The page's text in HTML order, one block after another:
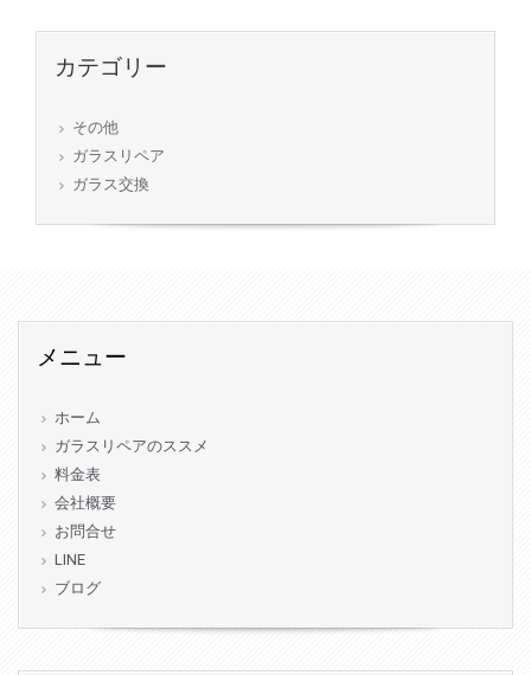
カテゴリー
その他
ガラスリペア
ガラス交換
メニュー
ホーム
ガラスリペアのススメ
料金表
会社概要
お問合せ
LINE
ブログ